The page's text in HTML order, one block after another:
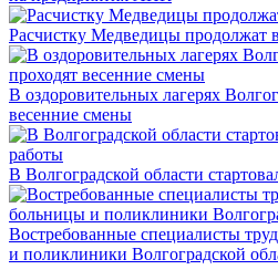
Расчистку Медведицы продолжат
В оздоровительных лагерях
весенние смены
В Волгоградской области
Востребованные специалисты
и поликлиники Волгоградской